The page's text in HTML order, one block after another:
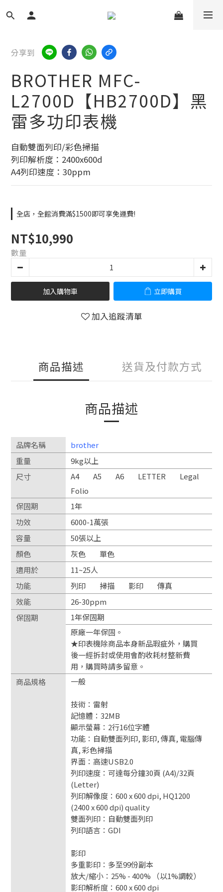
分享到
BROTHER MFC-
L2700D【HB2700D】黑
雷多功印表機
自動雙面列印/彩色掃描
列印解析度：2400x600d
A4列印速度：30ppm
全店，全館消費滿$1500即可享免運費!
NT$10,990
數量
加入購物車 立即購買
加入追蹤清單
商品描述 送貨及付款方式
商品描述
品牌名稱
brother
重量
9kg以上
尺寸
A4 A5 A6 LETTER
Legal
Folio
保固期
1年
功效
6000-1萬張
容量
50張以上
顏色
灰色
單色
適用於
11~25人
功能
列印 掃描 影印
傳真
效能
26-30ppm
保固期
1年保固期
原廠一年保固。
★印表機除商品本身新品瑕疵外，購買
後一經拆封或使用會酌收耗材整新費
用，購買時請多留意。
商品規格
一般
技術：雷射
記憶體：32MB
顯示螢幕：2行16位字體
功能：自動雙面列印, 影印, 傳真, 電腦傳
真, 彩色掃描
界面：高速USB2.0
列印速度：可達每分鐘30頁 (A4)/32頁
(Letter)
列印解像度：600 x 600 dpi, HQ1200
(2400 x 600 dpi) quality
雙面列印：自動雙面列印
列印語言：GDI
影印
多重影印：多至99份副本
放大/縮小：25% - 400% （以1%調較）
影印解析度：600 x 600 dpi